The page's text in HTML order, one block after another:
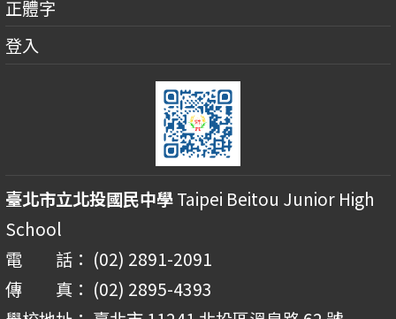
正體字
登入
臺北市立北投國民中學Taipei Beitou Junior High
School
電 話： (02) 2891-2091
傳 真： (02) 2895-4393